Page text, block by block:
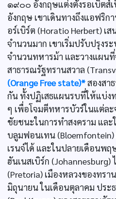
๑๙๐๐ อังกฤษแต่งตั้งรอเบิตส์
อังกฤษ เขาเดินทางถึงแอฟริก
อร์เบิร์ต (Horatio Herbert) เ
จำนวนมาก เขาเริ่มปรับปรุงร
จำนวนทหารม้า และวางแผน
สาธารณรัฐทรานสวาล
(Orange Free state)*สองสา
กัน ทั้งปฏิเสธแผนรบที่ให้แบ่ง
ๆ เพื่อโจมตีทหารบัวร์ในแต่ละ
ชัยชนะในการทำสงคราม แล
บลูมฟอนเทน (Bloemfontein)
เรนจ์ได้ และในปลายเดือนพ
ฮันเนสเบิร์ก (Johannesburg)
(Pretoria) เมืองหลวงของทร
มิถุนายน ในเดือนตุลาคม ประ